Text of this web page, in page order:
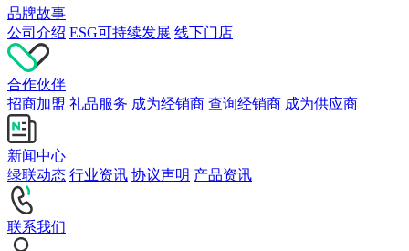
品牌故事
公司介绍 ESG可持续发展 线下门店
合作伙伴
招商加盟 礼品服务 成为经销商 查询经销商 成为供应商
新闻中心
绿联动态 行业资讯 协议声明 产品资讯
联系我们